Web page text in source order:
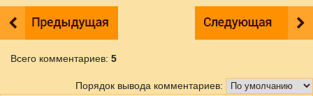
Всего комментариев: 5
Порядок вывода комментариев: